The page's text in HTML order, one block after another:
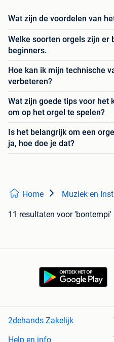
Wat zijn de voordelen van
Welke soorten orgels zijn er
beginners.
Hoe kan ik mijn technische
verbeteren?
Wat zijn goede tips voor het
om op het orgel te spelen?
Is het belangrijk om een
ja, hoe doe je dat?
Home Muziek en
11 resultaten voor 'bontempi'
2dehands Zakelijk
Help en info